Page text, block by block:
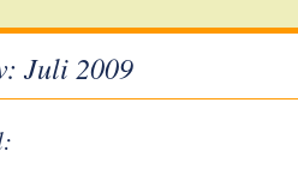
Juli 2009